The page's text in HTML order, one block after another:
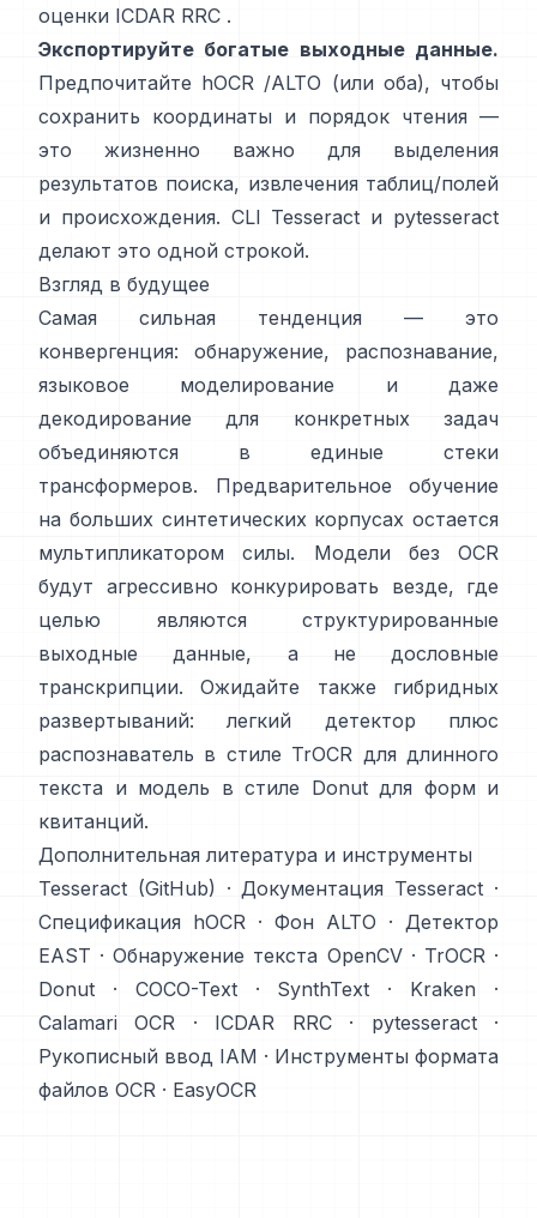
оценки ICDAR RRC .
Экспортируйте богатые выходные данные.
Предпочитайте hOCR /ALTO (или оба), чтобы
сохранить координаты и порядок чтения —
это жизненно важно для выделения
результатов поиска, извлечения таблиц/полей
и происхождения. CLI Tesseract и pytesseract
делают это одной строкой.
Взгляд в будущее
Самая сильная тенденция — это
конвергенция: обнаружение, распознавание,
языковое моделирование и даже
декодирование для конкретных задач
объединяются в единые стеки
трансформеров. Предварительное обучение
на больших синтетических корпусах остается
мультипликатором силы. Модели без OCR
будут агрессивно конкурировать везде, где
целью являются структурированные
выходные данные, а не дословные
транскрипции. Ожидайте также гибридных
развертываний: легкий детектор плюс
распознаватель в стиле TrOCR для длинного
текста и модель в стиле Donut для форм и
квитанций.
Дополнительная литература и инструменты
Tesseract (GitHub) ·Документация Tesseract ·
Спецификация hOCR · Фон ALTO · Детектор
EAST ·Обнаружение текста OpenCV· TrOCR·
Donut · COCO-Text· SynthText · Kraken ·
Calamari OCR · ICDAR RRC· pytesseract·
Рукописный ввод IAM · Инструменты формата
файлов OCR · EasyOCR